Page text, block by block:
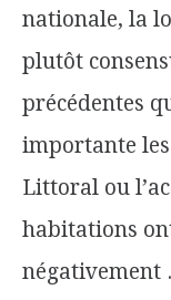
nationale, la
plutôt
précédentes
importante
Littoral ou
habitations
négativement